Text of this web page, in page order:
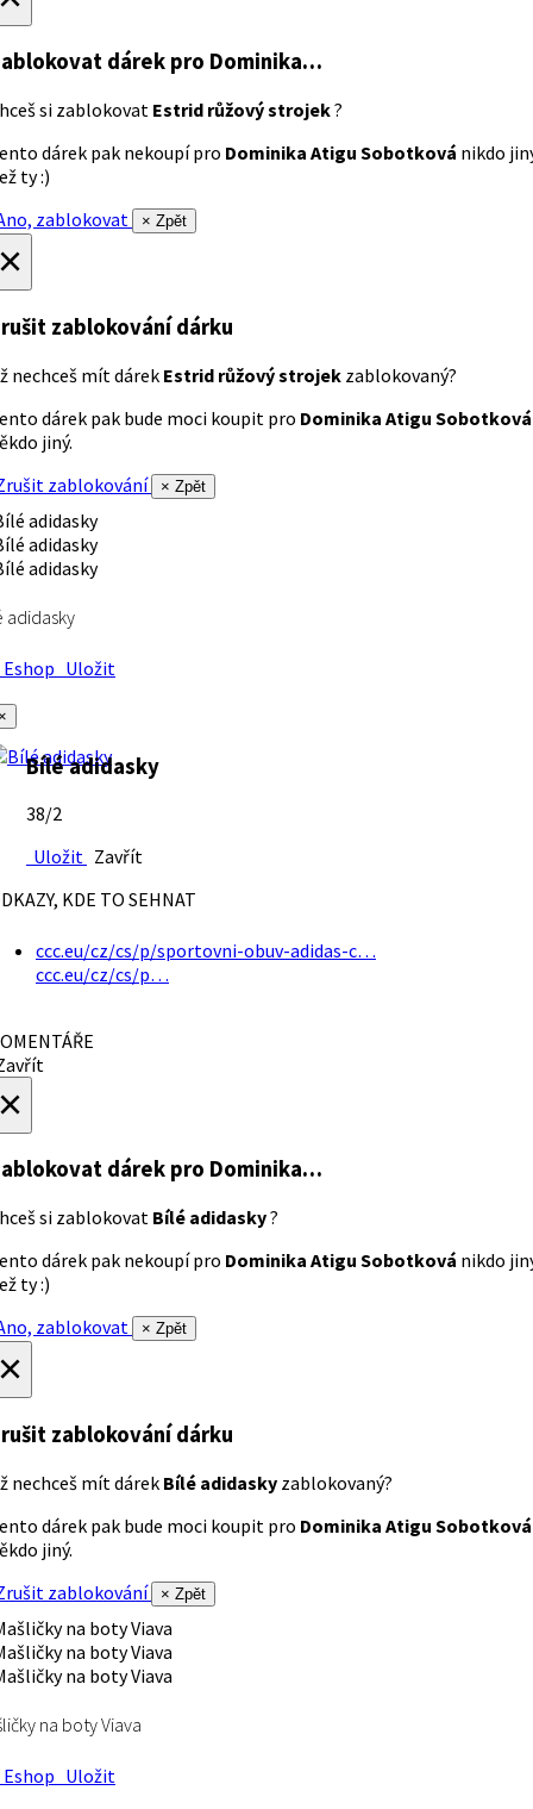
dárek pro Dominika…
si zablokovat Estrid růžový strojek?
dárek pak nekoupí pro Dominika Atigu Sobotková nikdo
ty :)
zablokovat
× Zpět
zablokování dárku
nechceš mít dárek Estrid růžový strojek zablokovaný?
dárek pak bude moci koupit pro Dominika Atigu Sobotková
jiný.
zablokování
× Zpět
adidasky
Uložit
Bílé adidasky
38/2
Uložit Zavřít
KDE TO SEHNAT
ccc.eu/cz/cs/p/sportovni-obuv-adidas-c…
ccc.eu/cz/cs/p…
dárek pro Dominika…
si zablokovat Bílé adidasky?
dárek pak nekoupí pro Dominika Atigu Sobotková nikdo
ty :)
zablokovat
× Zpět
zablokování dárku
nechceš mít dárek Bílé adidasky zablokovaný?
dárek pak bude moci koupit pro Dominika Atigu Sobotková
jiný.
zablokování
× Zpět
na boty Viava
Uložit